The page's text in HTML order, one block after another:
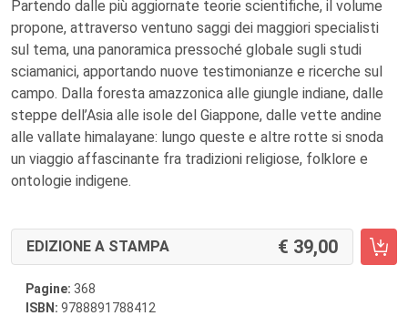
Partendo dalle più aggiornate teorie scientifiche, il volume
propone, attraverso ventuno saggi dei maggiori specialisti
sul tema, una panoramica pressoché globale sugli studi
sciamanici, apportando nuove testimonianze e ricerche sul
campo. Dalla foresta amazzonica alle giungle indiane, dalle
steppe dell’Asia alle isole del Giappone, dalle vette andine
alle vallate himalayane: lungo queste e altre rotte si snoda
un viaggio affascinante fra tradizioni religiose, folklore e
ontologie indigene.
EDIZIONE A STAMPA 39,00
Pagine: 368
ISBN: 9788891788412